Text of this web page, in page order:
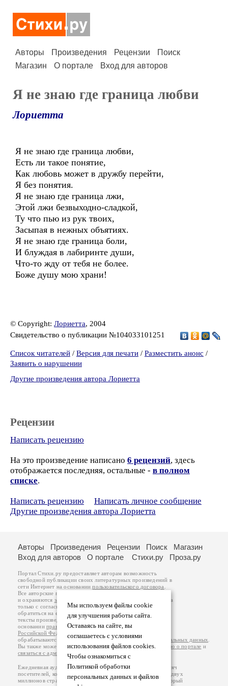
Авторы Произведения Рецензии
Поиск
Магазин
О портале Вход для авторов
Я не знаю где граница любви
Лориетта
Я не знаю где граница любви,
Есть ли такое понятие,
Как любовь может в дружбу перейти,
Я без понятия.
Я не знаю где граница лжи,
Этой лжи безвыходно-сладкой,
Ту что пью из рук твоих,
Засыпая в нежных объятиях.
Я не знаю где граница боли,
И блуждая в лабиринте души,
Что-то жду от тебя не более.
Боже душу мою храни!
© Copyright: Лориетта, 2004
Свидетельство о публикации №104033101251
Список читателей / Версия для печати / Разместить анонс /
Заявить о нарушении
Другие произведения автора Лориетта
Рецензии
Написать рецензию
На это произведение написано 6 рецензий, здесь
отображается последняя, остальные - в полном
списке.
Написать рецензию
Написать личное сообщение
Другие произведения автора Лориетта
Мы используем файлы cookie
для улучшения работы сайта.
Оставаясь на сайте, вы
соглашаетесь с условиями
использования файлов cookies.
Чтобы ознакомиться с
Политикой обработки
персональных данных и файлов
Авторы Произведения Рецензии Поиск
Магазин
Вход для авторов
О портале Стихи.ру Проза.ру
Портал Стихи.ру предоставляет авторам возможность
свободной публикации своих литературных произведений в
сети Интернет на основаниипользовательского договора
Все авторские права на произведения принадлежат авторам
и охраняются законом
. Перепечатка произведений возможна
только с согласия его автора, к которому вы можете
обратиться на его авторской странице. Ответственность за
тексты произведений авторы несут самостоятельно на
основанииправил публикацииизаконодательства
Российской Федерации
обрабатываются на основанииПолитики обработки персональных данных
Вы также можете посмотреть более подробнуюинформацию о портале и
связаться с администрацией
Ежедневная аудитория портала Стихи.ру – порядка 200 тысяч
посетителей, которые в общей сумме просматривают более двух
миллионов страниц по данным счетчика посещаемости, который